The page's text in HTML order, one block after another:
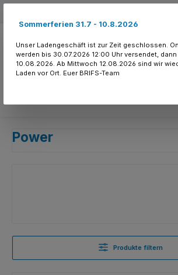
Power
Produkte filtern
Sommerferien 31.7 - 10.8.2026
Unser Ladengeschäft ist zur Zeit geschlossen.
werden bis 30.07.2026 12:00 Uhr versendet,
10.08.2026. Ab Mittwoch 12.08.2026 sind wir
Laden vor Ort. Euer BRIFS-Team